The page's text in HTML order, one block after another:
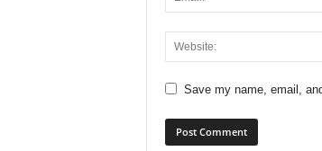
Save my name, email,